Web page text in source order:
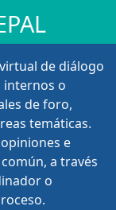
de diálogo
internos o
de foro,
temáticas.
e
a través
o